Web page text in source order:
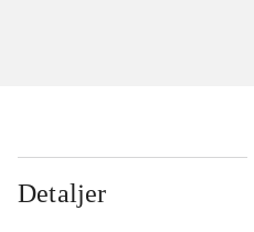
Detaljer